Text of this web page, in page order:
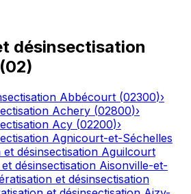
désinsectisation
(02)
Abbécourt (02300)›
Achery (02800)›
Acy (02200)›
Agnicourt-et-Séchelles
et désinsectisation Aguilcourt
désinsectisation Aisonville-et-
et désinsectisation